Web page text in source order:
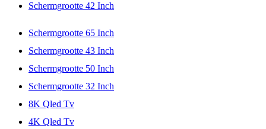
Schermgrootte 42 Inch
Schermgrootte 65 Inch
Schermgrootte 43 Inch
Schermgrootte 50 Inch
Schermgrootte 32 Inch
8K Qled Tv
4K Qled Tv